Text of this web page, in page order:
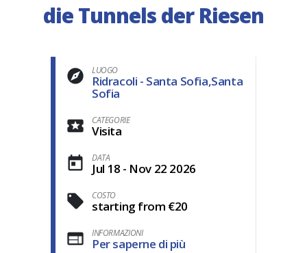
die Tunnels der Riesen
LUOGO
Ridracoli - Santa Sofia,Santa
Sofia
CATEGORIE
Visita
DATA
Jul 18 - Nov 22 2026
COSTO
starting from €20
INFORMAZIONI
Per saperne di più